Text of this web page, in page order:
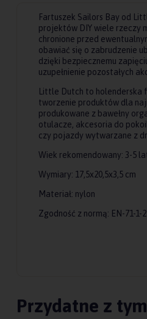
Fartuszek Sailors Bay od
projektów DIY wiele rzeczy
chronione przed
obawiać się o zabrudzenie
dzięki bezpiecznemu
uzupełnienie pozostałych
Little Dutch to holenderska
tworzenie produktów dla
produkowane z bawełny
otulacze, akcesoria do
czy pojazdy wytwarzane z
Wiek rekomendowany: 3-5
Wymiary: 17,5x20,5x3,5 cm
Materiał: nylon
Zgodność z normą: EN-71-1-
Przydatne z